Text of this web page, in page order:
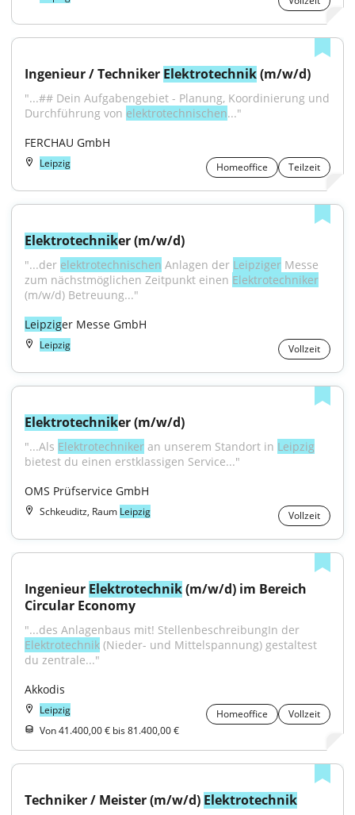
Ingenieur / Techniker Elektrotechnik (m/w/d)
"...## Dein Aufgabengebiet - Planung, Koordinierung und
Durchführung von elektrotechnischen..."
FERCHAU GmbH
Leipzig Homeoffice Teilzeit
Elektrotechniker (m/w/d)
"...der elektrotechnischen Anlagen der Leipziger Messe
zum nächstmöglichen Zeitpunkt einen Elektrotechniker
(m/w/d) Betreuung..."
Leipziger Messe GmbH
Leipzig Vollzeit
Elektrotechniker (m/w/d)
"...Als Elektrotechniker an unserem Standort in Leipzig
bietest du einen erstklassigen Service..."
OMS Prüfservice GmbH
Schkeuditz, Raum Leipzig Vollzeit
Ingenieur Elektrotechnik (m/w/d) im Bereich
Circular Economy
Elektrotechnik (Nieder- und Mittelspannung) gestaltest
du zentrale..."
Akkodis
Leipzig Homeoffice
Vollzeit
Von 41.400,00 € bis 81.400,00 €
Techniker / Meister (m/w/d) Elektrotechnik